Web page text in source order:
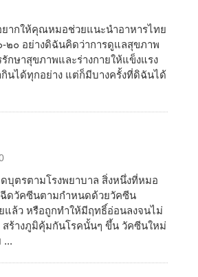
ากให้คุณหมอช่วยแนะนำอาหารไทย
๒๐ อย่างดิฉันคิดว่าการดูแลสุขภาพ
กษาสุขภาพและร่างกายให้แข็งแรง
ได้ทุกอย่าง แต่ก็มีบางครั้งที่ดิฉันได้
บุตรตามโรงพยาบาล สิ่งหนึ่งที่หมอ
ดวัคซีนตามกำหนดด้วยวัคซีน
แล้ว หรือถูกทำให้มีฤทธิ์อ่อนลงจนไม่
สร้างภูมิคุ้มกันโรคนั้นๆ ขึ้น วัคซีนใหม่
...